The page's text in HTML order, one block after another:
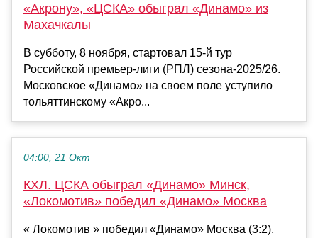
«Акрону», «ЦСКА» обыграл «Динамо» из
Махачкалы
В субботу, 8 ноября, стартовал 15-й тур
Российской премьер-лиги (РПЛ) сезона-2025/26.
Московское «Динамо» на своем поле уступило
тольяттинскому «Акро...
04:00, 21 Окт
КХЛ. ЦСКА обыграл «Динамо» Минск,
«Локомотив» победил «Динамо» Москва
« Локомотив » победил «Динамо» Москва (3:2),